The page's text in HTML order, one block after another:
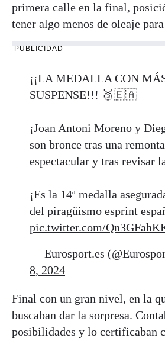
primera calle en la final,
tener algo menos de oleaje
PUBLICIDAD
¡¡LA MEDALLA CON
SUSPENSE!!! 🥉🇪🇦
¡Joan Antoni Moreno y
son bronce tras una
espectacular y tras revisar
¡Es la 14ª medalla
del piragüismo esprint
pic.twitter.com/
— Eurosport.es
8, 2024
Final con un gran nivel, en la
buscaban dar la sorpresa.
posibilidades y lo certificaban